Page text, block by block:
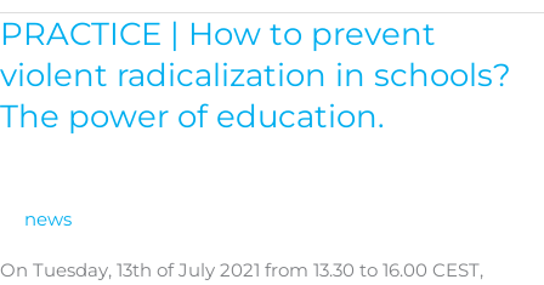
PRACTICE | How to prevent
violent radicalization in schools?
The power of education.
news
On Tuesday, 13th of July 2021 from 13.30 to 16.00 CEST,
PRACTICE
How
to
radicalization